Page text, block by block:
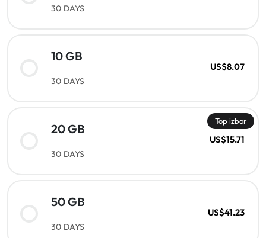
30 DAYS
10 GB
30 DAYS
US$8.07
Top izbor
20 GB
30 DAYS
US$15.71
50 GB
30 DAYS
US$41.23